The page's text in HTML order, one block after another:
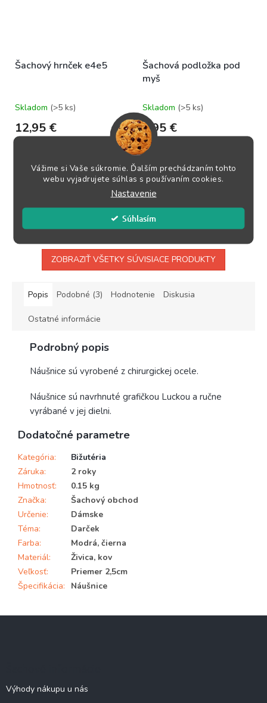
Vážime si Vaše súkromie. Ďalším prechádzaním tohto
webu vyjadrujete súhlas s používaním cookies.
Nastavenie
Súhlasím
Šachový hrnček e4e5
Skladom (>5 ks)
12,95 €
Keramický hrnček potlačený
Šachová podložka pod
myš
Skladom (>5 ks)
7,95 €
DO KOŠÍKA
Ideálne priľnavý povrch drží na
stole ako pribitý. Určite vás
ZOBRAZIŤ VŠETKY SÚVISIACE PRODUKTY
Popis Podobné (3) Hodnotenie Diskusia
Ostatné informácie
Podrobný popis
Náušnice sú vyrobené z chirurgickej ocele.
Náušnice sú navrhnuté grafičkou Luckou a ručne
vyrábané v jej dielni.
Dodatočné parametre
Kategória:
Bižutéria
Záruka:
2 roky
Hmotnosť:
0.15 kg
Značka:
Šachový obchod
Určenie:
Dámske
Téma:
Darček
Farba:
Modrá, čierna
Materiál:
Živica, kov
Veľkosť:
Priemer 2,5cm
Špecifikácia: Náušnice
Výhody nákupu u nás